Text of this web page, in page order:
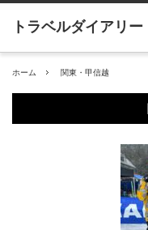
ホーム 関東・甲信越